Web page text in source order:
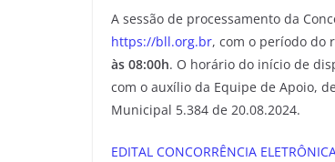
A sessão de processamento da
https://bll.org.br, com o período do
às 08:00h. O horário do início de
com o auxílio da Equipe de Apoio,
Municipal 5.384 de 20.08.2024.
EDITAL CONCORRÊNCIA